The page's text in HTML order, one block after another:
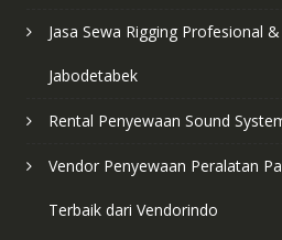
Jasa Sewa Rigging Profesional
Jabodetabek
Rental Penyewaan Sound
Vendor Penyewaan Peralatan
Terbaik dari Vendorindo